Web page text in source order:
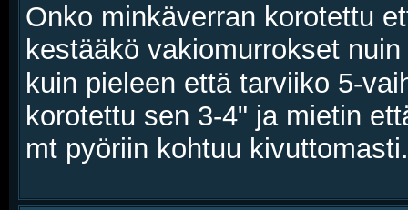
Onko minkäverran korotettu
kestääkö vakiomurrokset
kuin pieleen että tarviiko 5-
korotettu sen 3-4" ja mietin
mt pyöriin kohtuu kivuttomasti.